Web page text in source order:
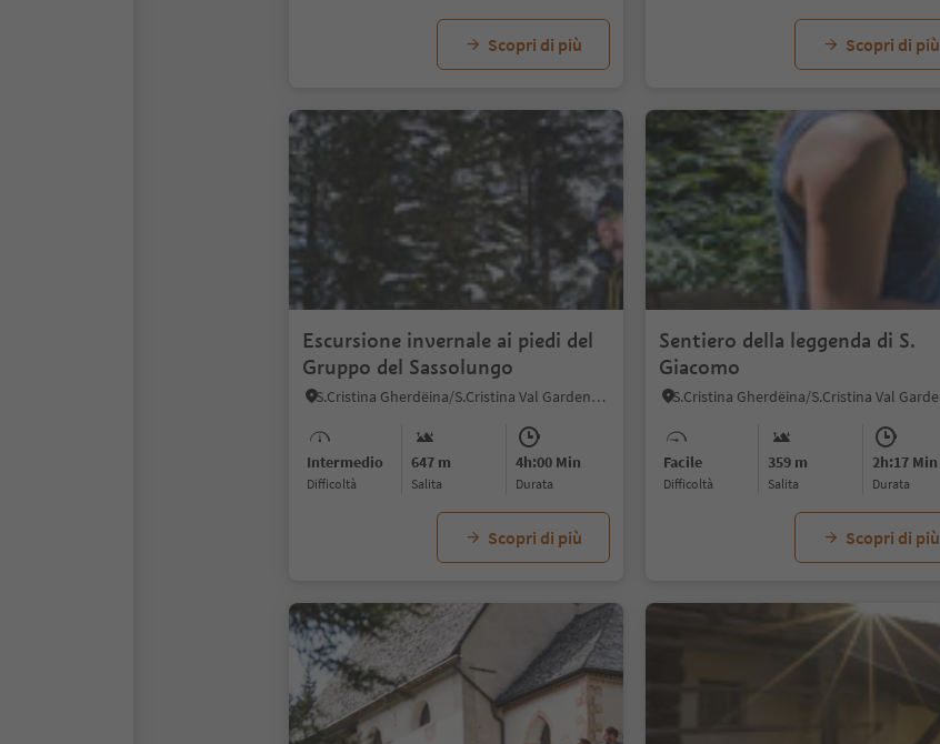
Scopri di più Scopri di più
Escursione invernale ai piedi del
Gruppo del Sassolungo
S.Cristina Gherdëina/S.Cristina Val Gardena, Santa Cristina Val Gardena, Regione dolomitica Val Gardena
Intermedio
Difficoltà
647 m
Salita
4h:00 Min
durata
Scopri di più
Sentiero della leggenda di S.
Giacomo
Facile
Difficoltà
359 m
Salita
2h:17 Min
durata
Scopri di più